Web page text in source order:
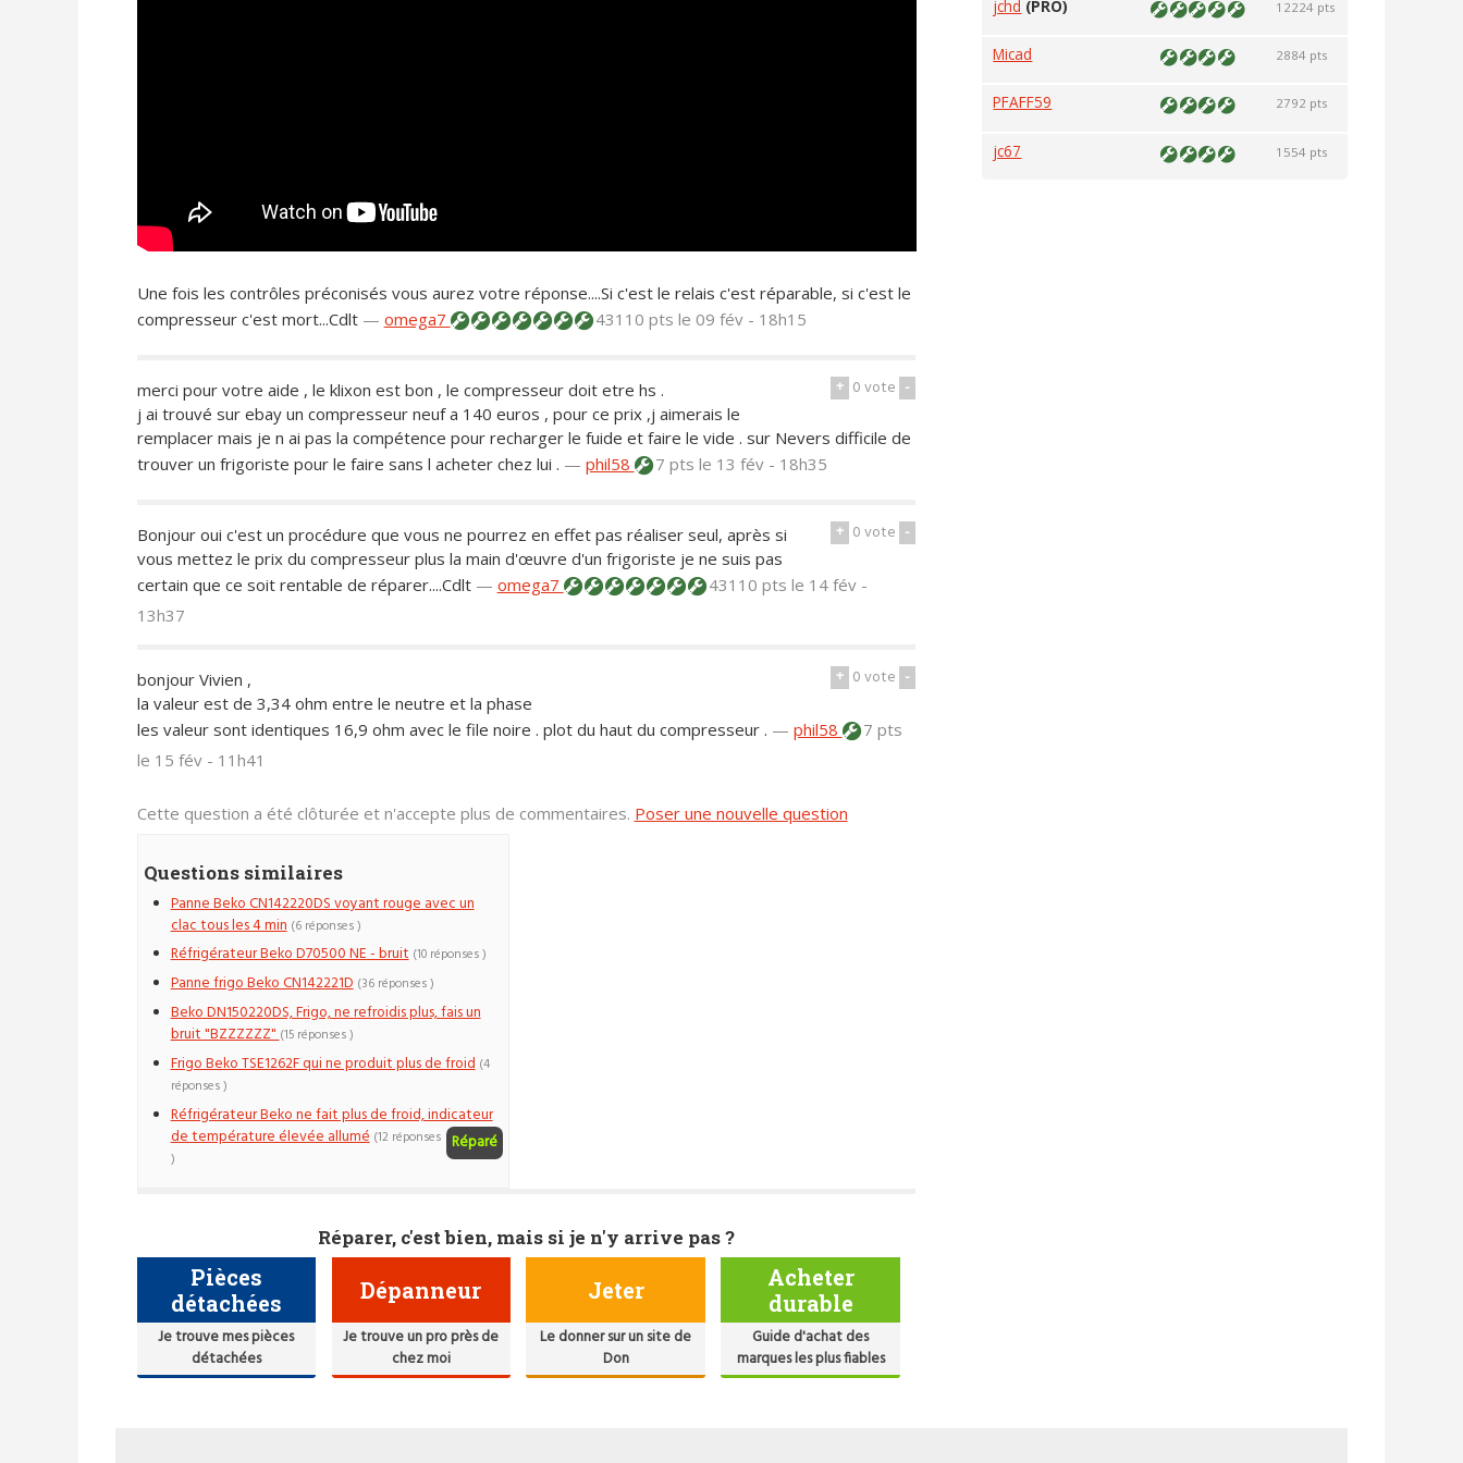
Une fois les contrôles préconisés vous aurez votre réponse....Si c'est le relais c'est réparable, si c'est le
compresseur c'est mort...Cdlt — omega7 43110 pts le 09 fév - 18h15
+ 0vote -
merci pour votre aide , le klixon est bon , le compresseur doit etre hs .
j ai trouvé sur ebay un compresseur neuf a 140 euros , pour ce prix ,j aimerais le
remplacer mais je n ai pas la compétence pour recharger le fuide et faire le vide . sur Nevers difficile de
trouver un frigoriste pour le faire sans l acheter chez lui . — phil58 7 pts le 13 fév - 18h35
+ 0vote -
Bonjour oui c'est un procédure que vous ne pourrez en effet pas réaliser seul, après si
vous mettez le prix du compresseur plus la main d'œuvre d'un frigoriste je ne suis pas
certain que ce soit rentable de réparer....Cdlt — omega7 43110 pts le 14 fév -
13h37
+ 0vote -
bonjour Vivien ,
la valeur est de 3,34 ohm entre le neutre et la phase
les valeur sont identiques 16,9 ohm avec le file noire . plot du haut du compresseur . — phil58
7 pts
le 15 fév - 11h41
Cette question a été clôturée et n'accepte plus de commentaires. Poser une nouvelle question
Questions similaires
Panne Beko CN142220DS voyant rouge avec un
clac tous les 4 min (6 réponses )
Réfrigérateur Beko D70500 NE - bruit (10 réponses )
Panne frigo Beko CN142221D (36 réponses )
Beko DN150220DS, Frigo, ne refroidis plus, fais un
bruit "BZZZZZZ"(15 réponses )
Frigo Beko TSE1262F qui ne produit plus de froid (4
réponses )
Réfrigérateur Beko ne fait plus de froid, indicateur
de température élevée allumé
Réparé
(12 réponses
)
Réparer, c'est bien, mais si je n'y arrive pas ?
Pièces
détachées
Je trouve mes pièces
détachées
Dépanneur
Je trouve un pro près de
chez moi
Jeter
Le donner sur un site de
Don
Acheter
durable
Guide d'achat des
marques les plus fiables
jchd (PRO) 12224 pts
Micad 2884 pts
PFAFF59 2792 pts
jc67 1554 pts